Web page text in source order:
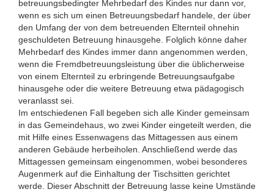
betreuungsbedingter Mehrbedarf des Kindes nur dann vor,
wenn es sich um einen Betreuungsbedarf handele, der über
den Umfang der von dem betreuenden Elternteil ohnehin
geschuldeten Betreuung hinausgehe. Folglich könne daher
Mehrbedarf des Kindes immer dann angenommen werden,
wenn die Fremdbetreuungsleistung über die üblicherweise
von einem Elternteil zu erbringende Betreuungsaufgabe
hinausgehe oder die weitere Betreuung etwa pädagogisch
veranlasst sei.
Im entschiedenen Fall begeben sich alle Kinder gemeinsam
in das Gemeindehaus, wo zwei Kinder eingeteilt werden, die
mit Hilfe eines Essenwagens das Mittagessen aus einem
anderen Gebäude herbeiholen. Anschließend werde das
Mittagessen gemeinsam eingenommen, wobei besonderes
Augenmerk auf die Einhaltung der Tischsitten gerichtet
werde. Dieser Abschnitt der Betreuung lasse keine Umstände